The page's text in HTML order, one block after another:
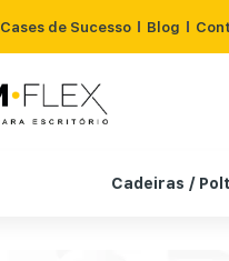
Cases de Sucesso Blog
Cadeiras /